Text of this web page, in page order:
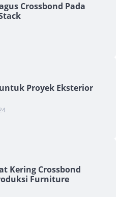
Crossbond Pada
Proyek Eksterior
Kering Crossbond
Furniture